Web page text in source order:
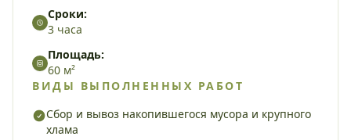
Сроки:
3 часа
Площадь:
60 м²
ВИДЫ ВЫПОЛНЕННЫХ РАБОТ
Сбор и вывоз накопившегося мусора и крупного
хлама